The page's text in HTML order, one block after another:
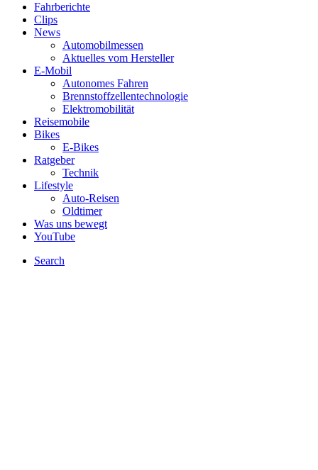
Fahrberichte
Clips
News
Automobilmessen
Aktuelles vom Hersteller
E-Mobil
Autonomes Fahren
Brennstoffzellentechnologie
Elektromobilität
Reisemobile
Bikes
E-Bikes
Ratgeber
Technik
Lifestyle
Auto-Reisen
Oldtimer
Was uns bewegt
YouTube
Search